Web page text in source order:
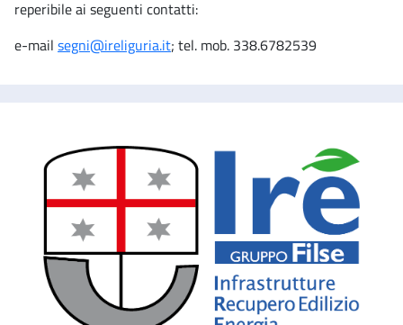
reperibile ai seguenti contatti:
e-mail segni@ireliguria.it; tel. mob. 338.6782539